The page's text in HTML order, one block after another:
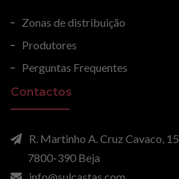
Zonas de distribuição
Produtores
Perguntas Frequentes
Contactos
R. Martinho A. Cruz Cavaco, 15
7800-390 Beja
info@sulcastas.com